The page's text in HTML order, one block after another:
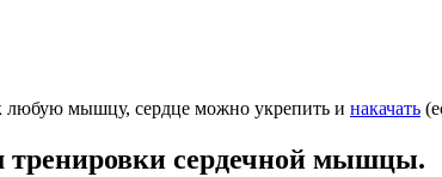
любую мышцу, сердце можно укрепить и накачать
тренировки сердечной мышцы.